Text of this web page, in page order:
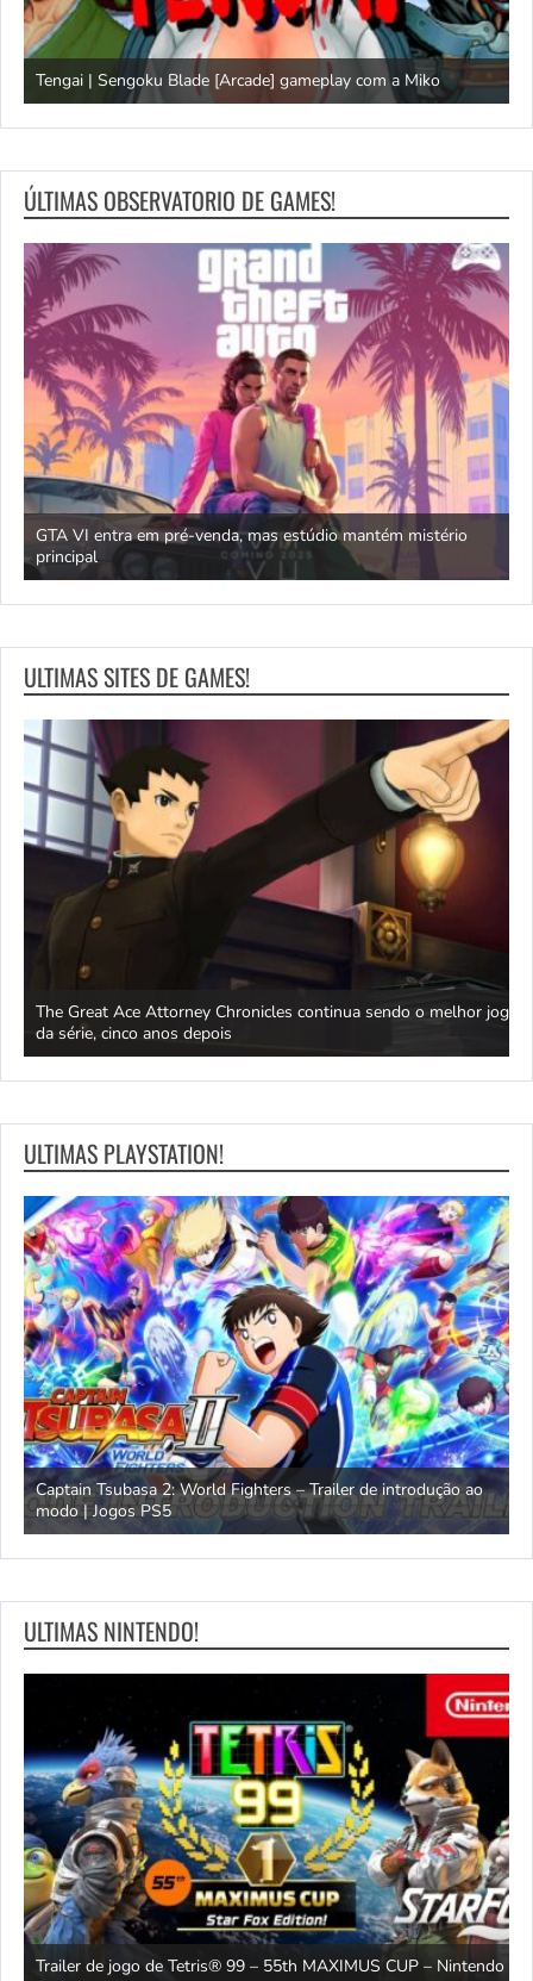
com a Miko Domingão do Mega Drive
ÚLTIMAS OBSERVATORIO DE GAMES!
mistério
Jogos com temática oriental e dragões da sorte
ULTIMAS SITES DE GAMES!
sendo o melhor jogo Xbox Game Pass perde Dungeons of
este mês
ULTIMAS PLAYSTATION!
– Trailer de introdução ao
Mavrix por Matt Jones – Trailer de
PS5
ULTIMAS NINTENDO!
MAXIMUS CUP – Nintendo